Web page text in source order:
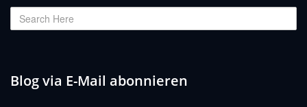
Blog via E-Mail abonnieren